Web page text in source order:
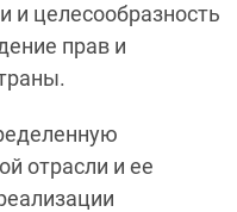
и целесообразность
прав и
отрасли и ее